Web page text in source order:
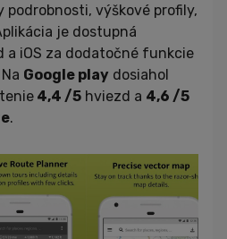
výškové profily,
je dostupná
a iOS za dodatočné funkcie
Google play dosiahol
4,4 /5 hviezd a 4,6 /5
.